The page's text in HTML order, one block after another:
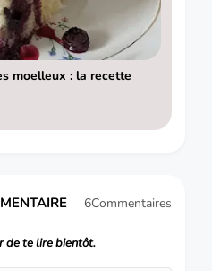
moelleux : la recette
6Commentaires
de te lire bientôt.